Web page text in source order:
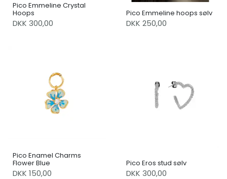
Pico Emmeline Crystal
Hoops
DKK 300,00
Pico Emmeline hoops sølv
DKK 250,00
Pico Enamel Charms
Flower Blue
DKK 150,00
Pico Eros stud sølv
DKK 300,00